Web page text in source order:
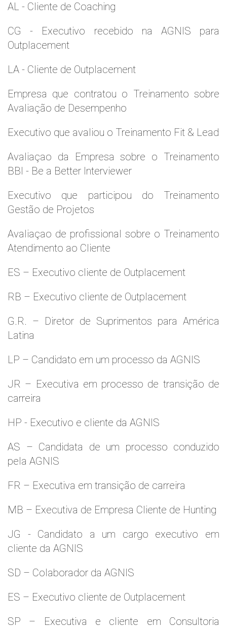
AL - Cliente de Coaching
CG - Executivo recebido na AGNIS para
Outplacement
LA - Cliente de Outplacement
Empresa que contratou o Treinamento sobre
Avaliação de Desempenho
Executivo que avaliou o Treinamento Fit & Lead
Avaliaçao da Empresa sobre o Treinamento
BBI - Be a Better Interviewer
Executivo que participou do Treinamento
Gestão de Projetos
Avaliaçao de profissional sobre o Treinamento
Atendimento ao Cliente
ES – Executivo cliente de Outplacement
RB – Executivo cliente de Outplacement
G.R. – Diretor de Suprimentos para América
Latina
LP – Candidato em um processo da AGNIS
JR – Executiva em processo de transição de
carreira
HP - Executivo e cliente da AGNIS
AS – Candidata de um processo conduzido
pela AGNIS
FR – Executiva em transição de carreira
MB – Executiva de Empresa Cliente de Hunting
JG - Candidato a um cargo executivo em
cliente da AGNIS
SD – Colaborador da AGNIS
ES – Executivo cliente de Outplacement
SP – Executiva e cliente em Consultoria